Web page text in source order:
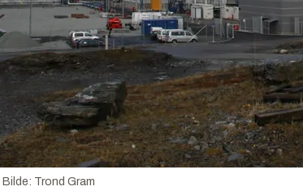
Bilde: Trond Gram